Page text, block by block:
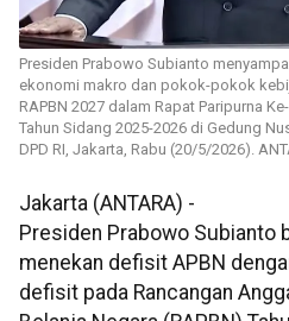
Presiden Prabowo Subianto
ekonomi makro dan pokok-pokok
RAPBN 2027 dalam Rapat Paripurna
Tahun Sidang 2025-2026 di Gedung
DPD RI, Jakarta, Rabu (20/5/2026).
Jakarta (ANTARA) -
Presiden Prabowo Subianto
menekan defisit APBN
defisit pada Rancangan